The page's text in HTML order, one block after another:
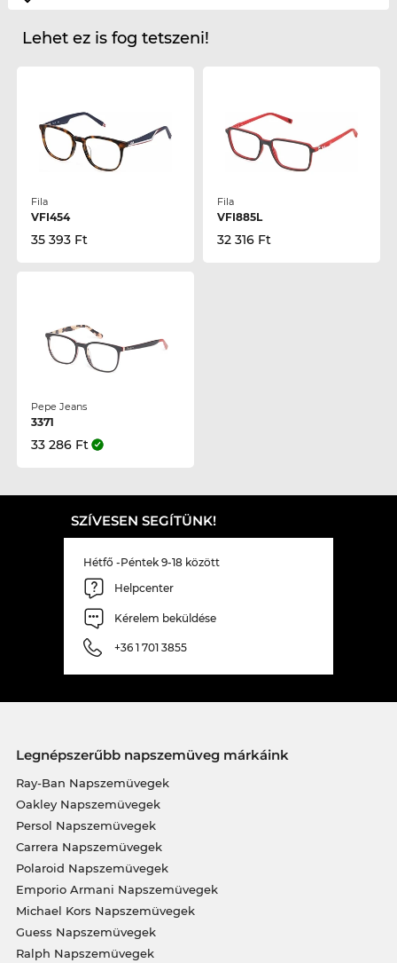
Lehet ez is fog tetszeni!
Fila
VFI454
35 393 Ft
Fila
VFI885L
32 316 Ft
Pepe Jeans
3371
33 286 Ft
SZÍVESEN SEGÍTÜNK!
Hétfő -Péntek 9-18 között
Helpcenter
Kérelem beküldése
+36 1 701 3855
Legnépszerűbb napszemüveg márkáink
Ray-Ban Napszemüvegek
Oakley Napszemüvegek
Persol Napszemüvegek
Carrera Napszemüvegek
Polaroid Napszemüvegek
Emporio Armani Napszemüvegek
Michael Kors Napszemüvegek
Guess Napszemüvegek
Ralph Napszemüvegek